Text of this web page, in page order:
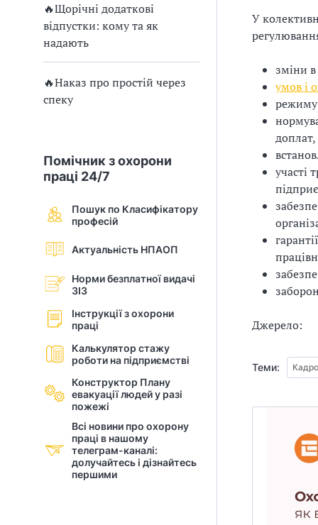
🔥Щорічні додаткові
відпустки: кому та як
надають
🔥Наказ про простій через
спеку
Помічник з охорони
праці 24/7
Пошук по Класифікатору
професій
Актуальність НПАОП
Норми безплатної видачі
ЗІЗ
Інструкції з охорони
праці
Калькулятор стажу
роботи на підприємстві
Конструктор Плану
евакуації людей у разi
пожежі
Всі новини про охорону
праці в нашому
телеграм-каналі:
долучайтесь і дізнайтесь
першими
У
зміни в
умов і
режиму
участі
Джерело:
Теми: